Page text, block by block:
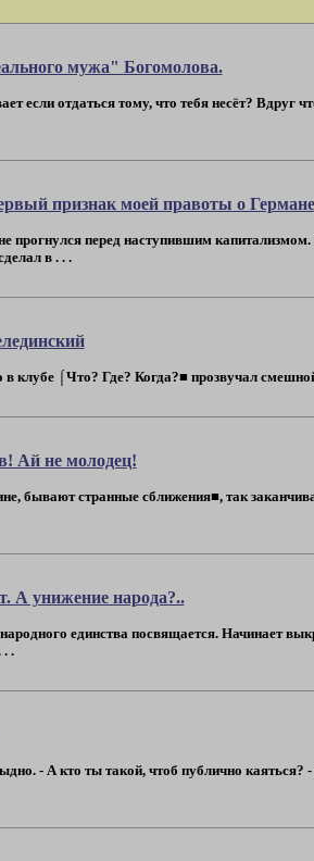
мужа" Богомолова.
если отдаться тому, что тебя несёт? Вдруг
признак моей правоты о
прогнулся перед наступившим
в . . .
в клубе ⌠Что? Где? Когда?■ прозвучал
Ай не молодец!
бывают странные сближения■, так
А унижение народа?..
единства посвящается. Начинает
. .
- А кто ты такой, чтоб публично каяться?